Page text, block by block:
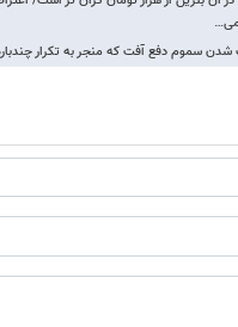
شدن سموم دفع آفت که منجر به تکرار